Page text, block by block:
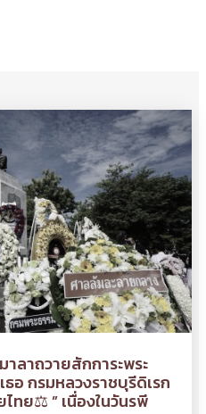
ลาถวายสักการะพระ
อ กรมหลวงราชบุรีดิเรก
ทย⚖ ” เนื่องในวันรพี